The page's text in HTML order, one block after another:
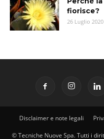
fiorisce?
26 Luglio 2020
Disclaimer e note legali
© Tecniche Nuove Spa. Tutti i